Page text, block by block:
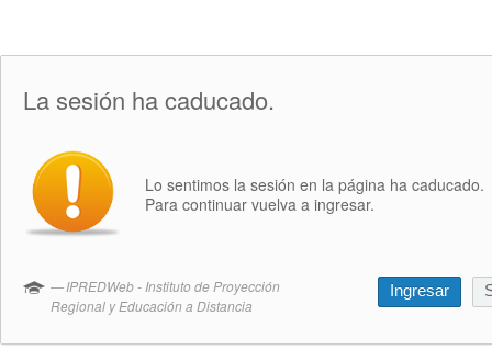
La sesión ha caducado.
Lo sentimos la sesión en la página ha caducado.
Para continuar vuelva a ingresar.
IPREDWeb - Instituto de Proyección
Regional y Educación a Distancia
Ingresar